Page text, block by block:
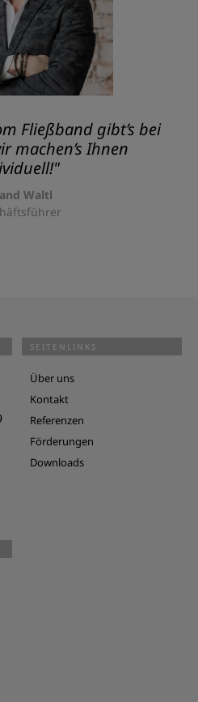
Fließband gibt’s bei
machen’s Ihnen
Waltl
SEITENLINKS
Über uns
Kontakt
Referenzen
Förderungen
Downloads